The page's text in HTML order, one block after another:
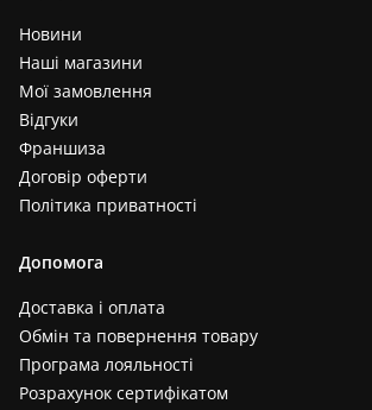
Новини
Наші магазини
Мої замовлення
Відгуки
Франшиза
Договір оферти
Політика приватності
Допомога
Доставка і оплата
Обмін та повернення товару
Програма лояльності
Розрахунок сертифікатом